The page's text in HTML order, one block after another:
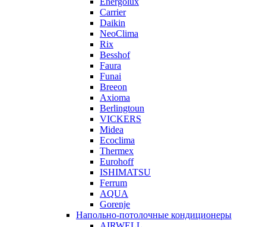
Carrier
Daikin
NeoClima
Rix
Besshof
Faura
Funai
Breeon
Axioma
Berlingtoun
VICKERS
Midea
Ecoclima
Thermex
Eurohoff
ISHIMATSU
Ferrum
AQUA
Gorenje
Напольно-потолочные кондиционеры